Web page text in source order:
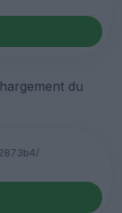
du